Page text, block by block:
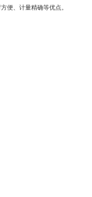
便、计量精确等优点。